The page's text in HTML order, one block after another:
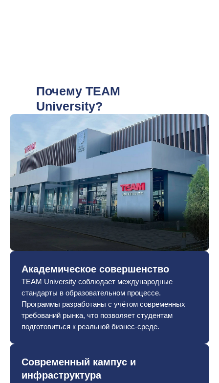
Почему TEAM
University?
Академическое совершенство
TEAM University соблюдает международные
стандарты в образовательном процессе.
Программы разработаны с учётом современных
требований рынка, что позволяет студентам
подготовиться к реальной бизнес-среде.
Современный кампус и
инфраструктура